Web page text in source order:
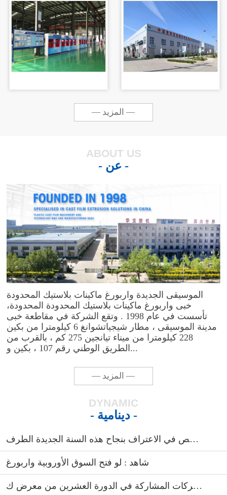
— المزيد —
ABOUT US
- عن -
الموسيقى الجديدة واربورغ ماكينات بلاستيك المحدودة
خبى واربورغ ماكينات بلاستيك المحدودة المحدودة،
تأسست في عام 1998 . وتقع الشركة في مقاطعة خبى
مدينة الموسيقى ، مطار شيجياتشوانغ 6 كيلومترا من بكين
228 كيلومترا من ميناء تيانجين 275 كم ، بالقرب من
الطريق الوطني رقم 107 ، بكين و...
— المزيد —
DYNAMIC
- دينامية -
مبروك المجموعة 2016 و 2017 واربورغ تتلخص في الاعتراف بنجاح هذه السنة الجديدة الطرف
شاهد : لو فتح السوق الأوروبية واربورغ
الشركات المشاركة في الدورة العشرين من معرض ك